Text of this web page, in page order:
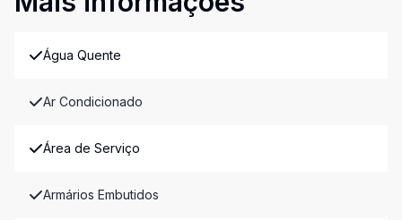
Água Quente
Ar Condicionado
Área de Serviço
Armários Embutidos